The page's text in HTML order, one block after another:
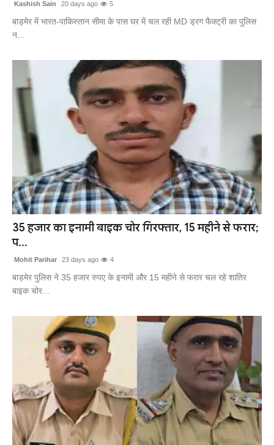
अंतर्राष्ट्रीय
Kashish Sain 20 days ago 5
बाड़मेर में भारत-पाकिस्तान सीमा के पास घर में चल रही MD ड्रग फैक्ट्री का पुलिस
न...
35 हजार का इनामी बाइक चोर गिरफ्तार, 15 महीने से फरार;
प...
Mohit Parihar 23 days ago 4
बाड़मेर पुलिस ने 35 हजार रुपए के इनामी और 15 महीने से फरार चल रहे शातिर
बाइक चोर...